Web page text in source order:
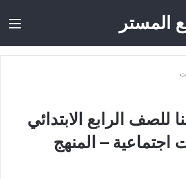
المستر
للصف الرابع الابتدائي
اجتماعية – المنهج